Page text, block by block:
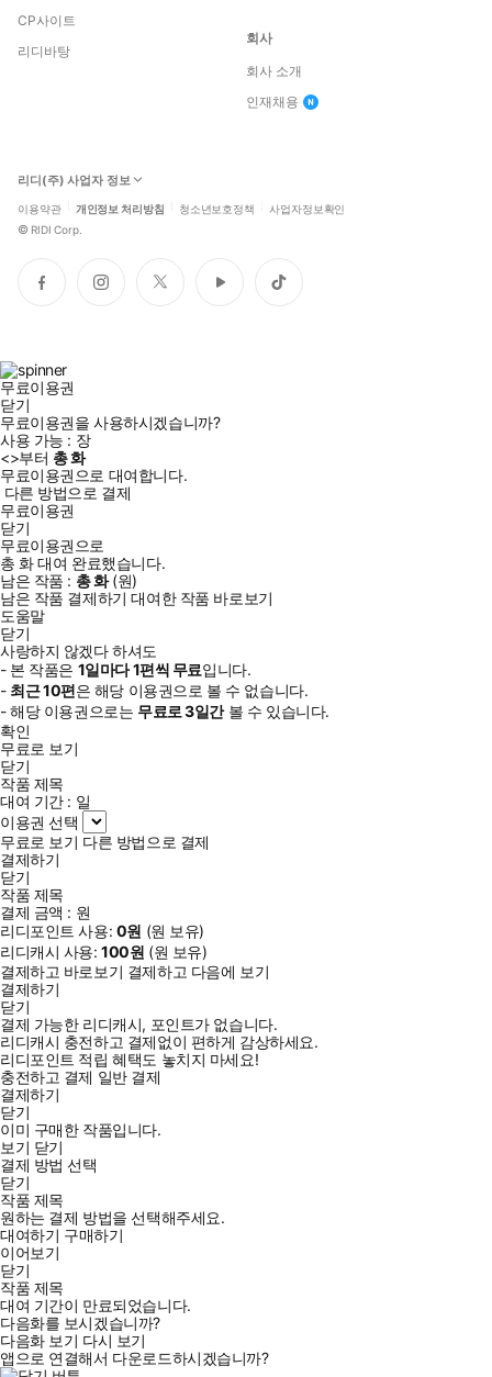
CP사이트
리디바탕
회사
회사 소개
인재채용
리디(주) 사업자 정보
이용약관 개인정보 처리방침 청소년보호정책 사업자정보확인
© RIDI Corp.
페
이
인
스
트
위
유
튜
틱
톡
무료이용권
닫기
무료이용권을 사용하시겠습니까?
사용 가능 : 장
<>부터 총화
무료이용권으로 대여합니다.
다른 방법으로 결제
무료이용권
닫기
무료이용권으로
총 화대여 완료했습니다.
남은 작품 : 총화(원)
남은 작품 결제하기 대여한 작품 바로보기
도움말
닫기
사랑하지 않겠다 하셔도
- 본 작품은 1일마다1편씩 무료입니다.
- 최근10편은 해당 이용권으로 볼 수 없습니다.
- 해당 이용권으로는 무료로3일간볼 수 있습니다.
확인
무료로 보기
닫기
작품 제목
대여 기간 : 일
이용권 선택
무료로 보기 다른 방법으로 결제
결제하기
닫기
작품 제목
결제 금액 : 원
리디포인트 사용: 0원 (원 보유)
리디캐시 사용:100원 (원 보유)
결제하고 바로보기 결제하고 다음에 보기
결제하기
닫기
결제 가능한 리디캐시, 포인트가 없습니다.
리디캐시 충전하고 결제없이 편하게 감상하세요.
리디포인트 적립 혜택도 놓치지 마세요!
충전하고 결제 일반 결제
결제하기
닫기
이미 구매한 작품입니다.
보기 닫기
결제 방법 선택
닫기
작품 제목
원하는 결제 방법을 선택해주세요.
대여하기 구매하기
이어보기
닫기
작품 제목
대여 기간이 만료되었습니다.
다음화를 보시겠습니까?
다음화 보기 다시 보기
앱으로 연결해서 다운로드하시겠습니까?